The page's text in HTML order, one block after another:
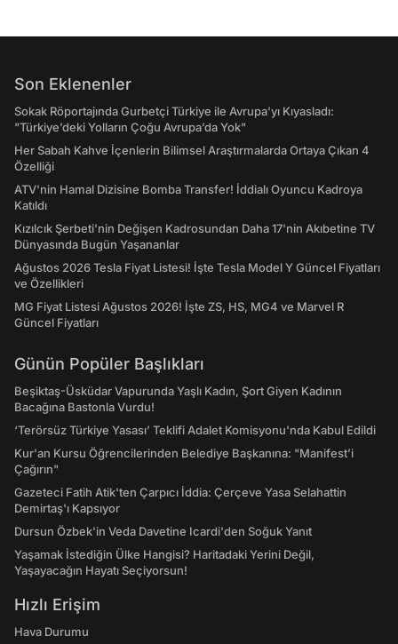
Son Eklenenler
Sokak Röportajında Gurbetçi Türkiye ile Avrupa'yı Kıyasladı:
"Türkiye’deki Yolların Çoğu Avrupa’da Yok"
Her Sabah Kahve İçenlerin Bilimsel Araştırmalarda Ortaya Çıkan 4
Özelliği
ATV'nin Hamal Dizisine Bomba Transfer! İddialı Oyuncu Kadroya
Katıldı
Kızılcık Şerbeti'nin Değişen Kadrosundan Daha 17'nin Akıbetine TV
Dünyasında Bugün Yaşananlar
Ağustos 2026 Tesla Fiyat Listesi! İşte Tesla Model Y Güncel Fiyatları
ve Özellikleri
MG Fiyat Listesi Ağustos 2026! İşte ZS, HS, MG4 ve Marvel R
Güncel Fiyatları
Günün Popüler Başlıkları
Beşiktaş-Üsküdar Vapurunda Yaşlı Kadın, Şort Giyen Kadının
Bacağına Bastonla Vurdu!
‘Terörsüz Türkiye Yasası’ Teklifi Adalet Komisyonu'nda Kabul Edildi
Kur'an Kursu Öğrencilerinden Belediye Başkanına: "Manifest’i
Çağırın"
Gazeteci Fatih Atik'ten Çarpıcı İddia: Çerçeve Yasa Selahattin
Demirtaş'ı Kapsıyor
Dursun Özbek'in Veda Davetine Icardi'den Soğuk Yanıt
Yaşamak İstediğin Ülke Hangisi? Haritadaki Yerini Değil,
Yaşayacağın Hayatı Seçiyorsun!
Hızlı Erişim
Hava Durumu